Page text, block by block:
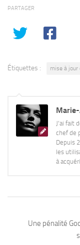
PARTAGER
Étiquettes : mise à jour
J'ai fait
chef de
Depuis
les
à
Une pénalité